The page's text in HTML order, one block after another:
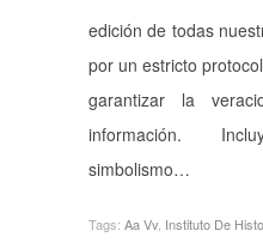
edición de todas
por un estricto
garantizar la
información.
simbolismo…
Tags: Aa Vv Instituto De